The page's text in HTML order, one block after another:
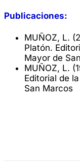
Publicaciones:
MUÑOZ, L.
Platón.
Mayor de
MUÑOZ, L.
Editorial de
San Marcos